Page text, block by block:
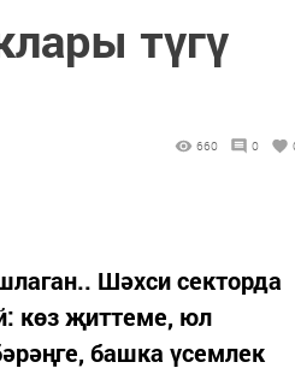
түгү
660 0
Шәхси секторда
көз җиттеме, юл
башка үсемлек